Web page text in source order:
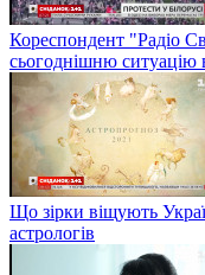
Кореспондент "Радіо
сьогоднішню ситуацію
Що зірки віщують
астрологів